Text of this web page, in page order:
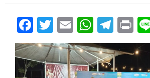
Facebook
Twitter
Email